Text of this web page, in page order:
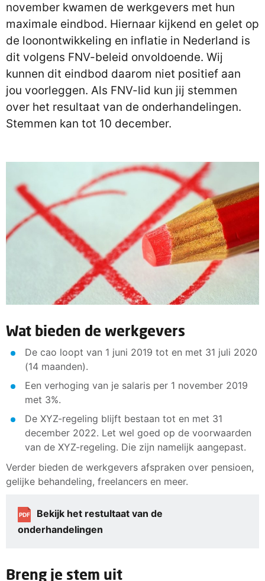
november kwamen de werkgevers met hun
maximale eindbod. Hiernaar kijkend en gelet op
de loonontwikkeling en inflatie in Nederland is
dit volgens FNV-beleid onvoldoende. Wij
kunnen dit eindbod daarom niet positief aan
jou voorleggen. Als FNV-lid kun jij stemmen
over het resultaat van de onderhandelingen.
Stemmen kan tot 10 december.
Wat bieden de werkgevers
De cao loopt van 1 juni 2019 tot en met 31 juli 2020
(14 maanden).
Een verhoging van je salaris per 1 november 2019
met 3%.
De XYZ-regeling blijft bestaan tot en met 31
december 2022. Let wel goed op de voorwaarden
van de XYZ-regeling. Die zijn namelijk aangepast.
Verder bieden de werkgevers afspraken over pensioen,
gelijke behandeling, freelancers en meer.
PDF
Bekijk het restultaat van de
onderhandelingen
Breng je stem uit